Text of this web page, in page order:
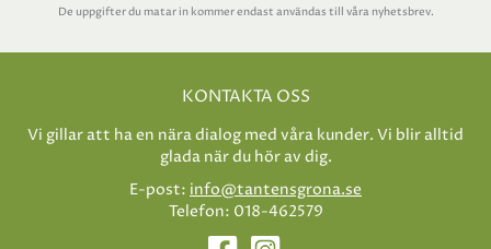
De uppgifter du matar in kommer endast användas till våra nyhetsbrev.
KONTAKTA OSS
Vi gillar att ha en nära dialog med våra kunder. Vi blir alltid
glada när du hör av dig.
E-post: info@tantensgrona.se
Telefon: 018-462579